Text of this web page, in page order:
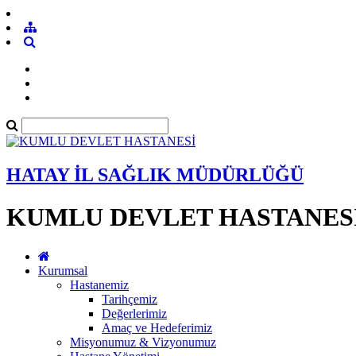
HATAY İL SAĞLIK MÜDÜRLÜĞÜ
KUMLU DEVLET
Kurumsal
Hastanemiz
Tarihçemiz
Değerlerimiz
Amaç ve Hedeferimiz
Misyonumuz & Vizyonumuz